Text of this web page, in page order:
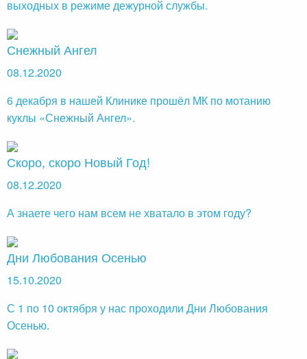
выходных в режиме дежурной службы.
Снежный Ангел
08.12.2020
6 декабря в нашей Клинике прошёл МК по мотанию
куклы «Снежный Ангел».
Скоро, скоро Новый Год!
08.12.2020
А знаете чего нам всем не хватало в этом году?
Дни Любования Осенью
15.10.2020
С 1 по 10 октября у нас проходили Дни Любования
Осенью.